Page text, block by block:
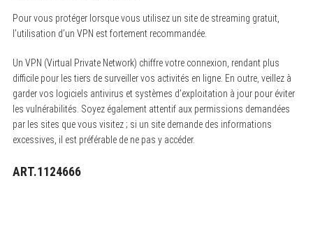
Pour vous protéger lorsque vous utilisez un site de streaming gratuit,
l’utilisation d’un VPN est fortement recommandée.
Un VPN (Virtual Private Network) chiffre votre connexion, rendant plus
difficile pour les tiers de surveiller vos activités en ligne. En outre, veillez à
garder vos logiciels antivirus et systèmes d’exploitation à jour pour éviter
les vulnérabilités. Soyez également attentif aux permissions demandées
par les sites que vous visitez ; si un site demande des informations
excessives, il est préférable de ne pas y accéder.
ART.1124666